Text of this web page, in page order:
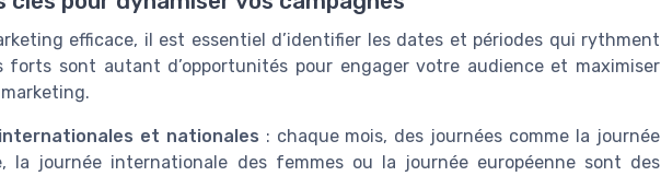
efficace, il est essentiel d’identifier les dates et périodes qui rythment
forts sont autant d’opportunités pour engager votre audience et maximiser
et nationales : chaque mois, des journées comme la journée
la journée internationale des femmes ou la journée européenne sont des